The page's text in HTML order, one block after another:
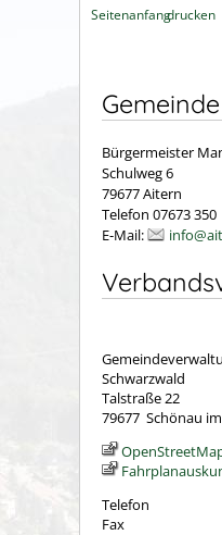
Seitenanfangdrucken
Bürgermeister
Schulweg 6
79677 Aitern
Telefon 07673 350
E-Mail:
Schwarzwald
Talstraße 22
79677 Schönau
Telefon
Fax